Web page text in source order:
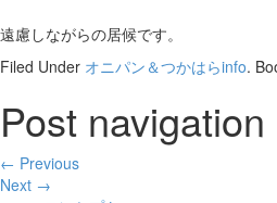
遠慮しながらの居候です。
Filed Under オニパン＆つかはらinfo.
Post navigation
← Previous
Next →